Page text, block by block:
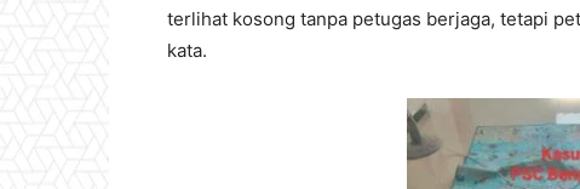
terlihat kosong tanpa petugas berjaga, tetapi
kata.